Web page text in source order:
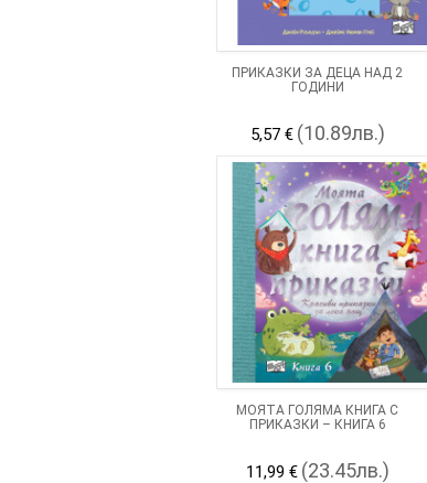
ПРИКАЗКИ ЗА ДЕЦА НАД 2
ГОДИНИ
5,57 € (10.89лв.)
МОЯТА ГОЛЯМА КНИГА С
ПРИКАЗКИ – КНИГА 6
11,99 € (23.45лв.)